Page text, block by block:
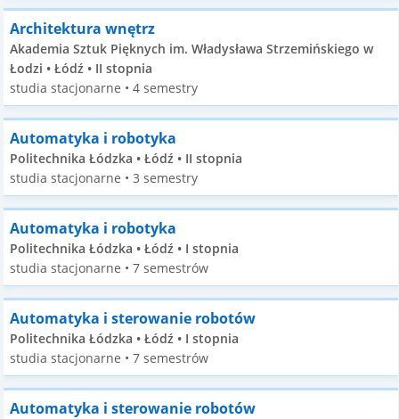
Architektura wnętrz
Akademia Sztuk Pięknych im. Władysława Strzemińskiego w
Łodzi • Łódź • II stopnia
studia stacjonarne • 4 semestry
Automatyka i robotyka
Politechnika Łódzka • Łódź • II stopnia
studia stacjonarne • 3 semestry
Automatyka i robotyka
Politechnika Łódzka • Łódź • I stopnia
studia stacjonarne • 7 semestrów
Automatyka i sterowanie robotów
Politechnika Łódzka • Łódź • I stopnia
studia stacjonarne • 7 semestrów
Automatyka i sterowanie robotów